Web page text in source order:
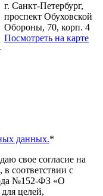
г. Санкт-Петербург,
проспект Обуховской
Обороны, 70, корп. 4
Посмотреть на карте
данных.*
свое согласие на
соответствии с
№152-ФЗ «О
целей,